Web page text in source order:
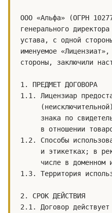
ООО «Альфа» (ОГРН
генерального
устава, с одной
именуемое
стороны, заключили
1. ПРЕДМЕТ ДОГОВОРА
1.1. Лицензиар
знака по
в отношении
1.2. Способы
и этикетках; в
числе в доменном
1.3. Территория
2. СРОК ДЕЙСТВИЯ
2.1. Договор